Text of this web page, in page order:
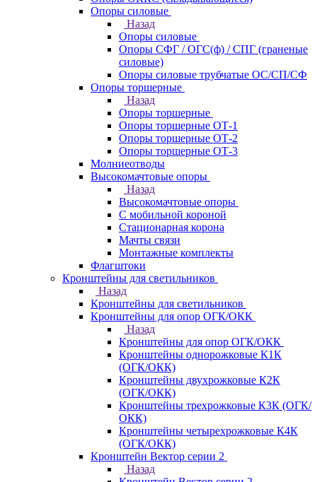
Опоры силовые
Назад
Опоры силовые
Опоры СФГ / ОГС(ф) / СПГ (граненые
силовые)
Опоры силовые трубчатые ОС/СП/СФ
Опоры торшерные
Назад
Опоры торшерные
Опоры торшерные ОТ-1
Опоры торшерные ОТ-2
Опоры торшерные ОТ-3
Молниеотводы
Высокомачтовые опоры
Назад
Высокомачтовые опоры
С мобильной короной
Стационарная корона
Мачты связи
Монтажные комплекты
Флагштоки
Кронштейны для светильников
Назад
Кронштейны для светильников
Кронштейны для опор ОГК/ОКК
Назад
Кронштейны для опор ОГК/ОКК
Кронштейны однорожковые К1К
(ОГК/ОКК)
Кронштейны двухрожковые К2К
(ОГК/ОКК)
Кронштейны трехрожковые К3К (ОГК/
ОКК)
Кронштейны четырехрожковые К4К
(ОГК/ОКК)
Кронштейн Вектор серии 2
Назад